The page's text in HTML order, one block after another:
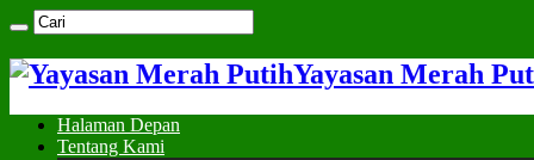
Yayasan Merah
Halaman Depan
Tentang Kami